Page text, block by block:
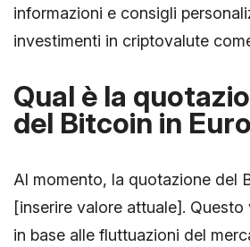
informazioni e consigli
investimenti in criptovalute
Qual è la
del Bitcoin in
Al momento, la quotazione del
[inserire valore attuale].
in base alle fluttuazioni del